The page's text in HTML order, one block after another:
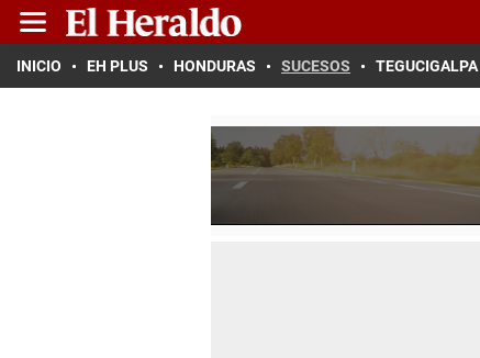
INICIO EH PLUS HONDURAS SUCESOS TEGUCIGALPA